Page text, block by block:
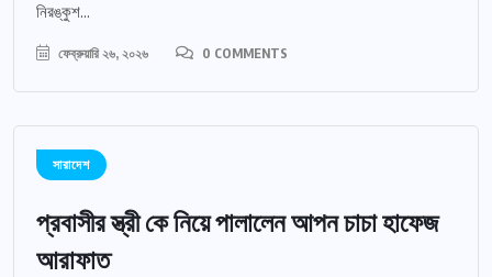
নিরঙ্কুশ...
ফেব্রুয়ারি ২৬, ২০২৬ 0 COMMENTS
সারাদেশ
প্রবাসীর স্ত্রী কে নিয়ে পালালেন আপন চাচা হাফেজ
আরাফাত